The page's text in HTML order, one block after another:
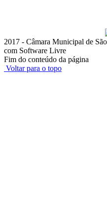
2017 - Câmara Municipal de
com Software Livre
Fim do conteúdo da página
Voltar para o topo